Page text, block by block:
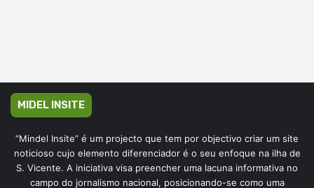
MIDEL INSITE
“Mindel Insite” é um projecto que tem por objectivo criar um site
noticioso cujo elemento diferenciador é o seu enfoque na ilha de
S. Vicente. A iniciativa visa preencher uma lacuna informativa no
campo do jornalismo nacional, posicionando-se como uma